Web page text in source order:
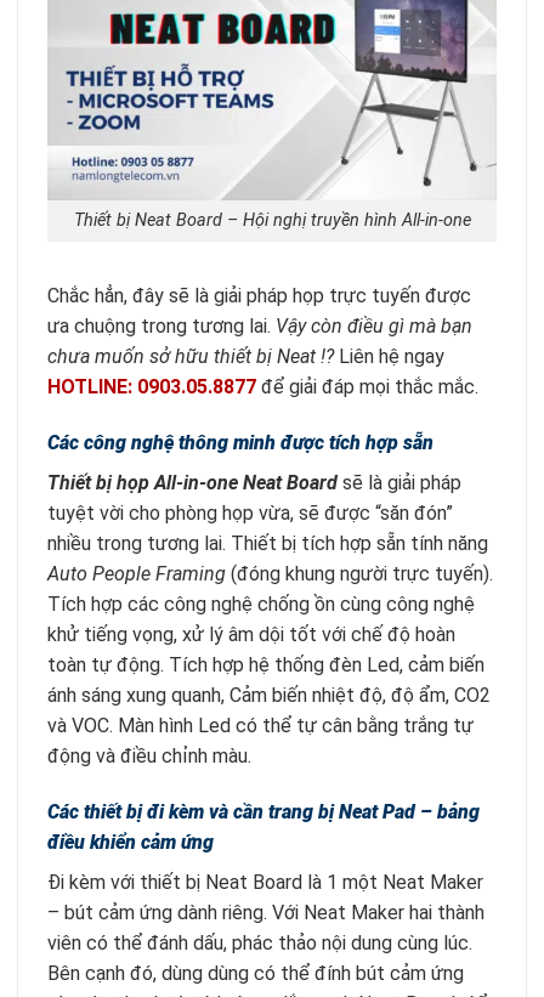
Thiết bị Neat Board – Hội nghị truyền hình All-in-one
Chắc hẳn, đây sẽ là giải pháp họp trực tuyến được
ưa chuộng trong tương lai. Vậy còn điều gì mà bạn
chưa muốn sở hữu thiết bị Neat !?Liên hệ ngay
HOTLINE: 0903.05.8877 để giải đáp mọi thắc mắc.
Các công nghệ thông minh được tích hợp sẵn
Thiết bị họp All-in-one Neat Board sẽ là giải pháp
tuyệt vời cho phòng họp vừa, sẽ được “săn đón”
nhiều trong tương lai. Thiết bị tích hợp sẵn tính năng
Auto People Framing (đóng khung người trực tuyến).
Tích hợp các công nghệ chống ồn cùng công nghệ
khử tiếng vọng, xử lý âm dội tốt với chế độ hoàn
toàn tự động. Tích hợp hệ thống đèn Led, cảm biến
ánh sáng xung quanh, Cảm biến nhiệt độ, độ ẩm, CO2
và VOC. Màn hình Led có thể tự cân bằng trắng tự
động và điều chỉnh màu.
Các thiết bị đi kèm và cần trang bị Neat Pad – bảng
điều khiển cảm ứng
Đi kèm với thiết bị Neat Board là 1 một Neat Maker
– bút cảm ứng dành riêng. Với Neat Maker hai thành
viên có thể đánh dấu, phác thảo nội dung cùng lúc.
Bên cạnh đó, dùng dùng có thể đính bút cảm ứng